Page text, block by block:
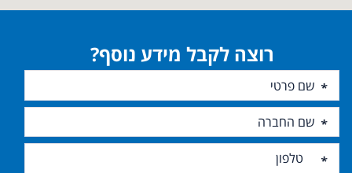
רוצה לקבל מידע נוסף?